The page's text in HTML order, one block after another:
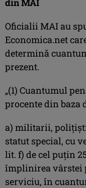
din MAI
Oficialii MAI au
Economica.net
determină
prezent.
„(1) Cuantumul
procente din baza
a) militarii,
statut special, cu
lit. f) de cel puţin
împlinirea vârstei
serviciu, în